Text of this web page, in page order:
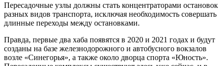
Пересадочные узлы должны стать концентраторами остановок
разных видов транспорта, исключая необходимость совершать
длинные переходы между остановками.
Правда, первые два хаба появятся в 2020 и 2021 годах и будут
созданы на базе железнодорожного и автобусного вокзалов
возле «Синегорья», а также около дворца спорта «Юность».